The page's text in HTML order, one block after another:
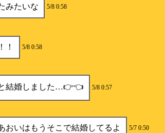
みたいな 5/8 0:58
！ 5/8 0:58
結婚しました…👉👈 5/8 0:57
おいはもうそこで結婚してるよ 5/7 0:50